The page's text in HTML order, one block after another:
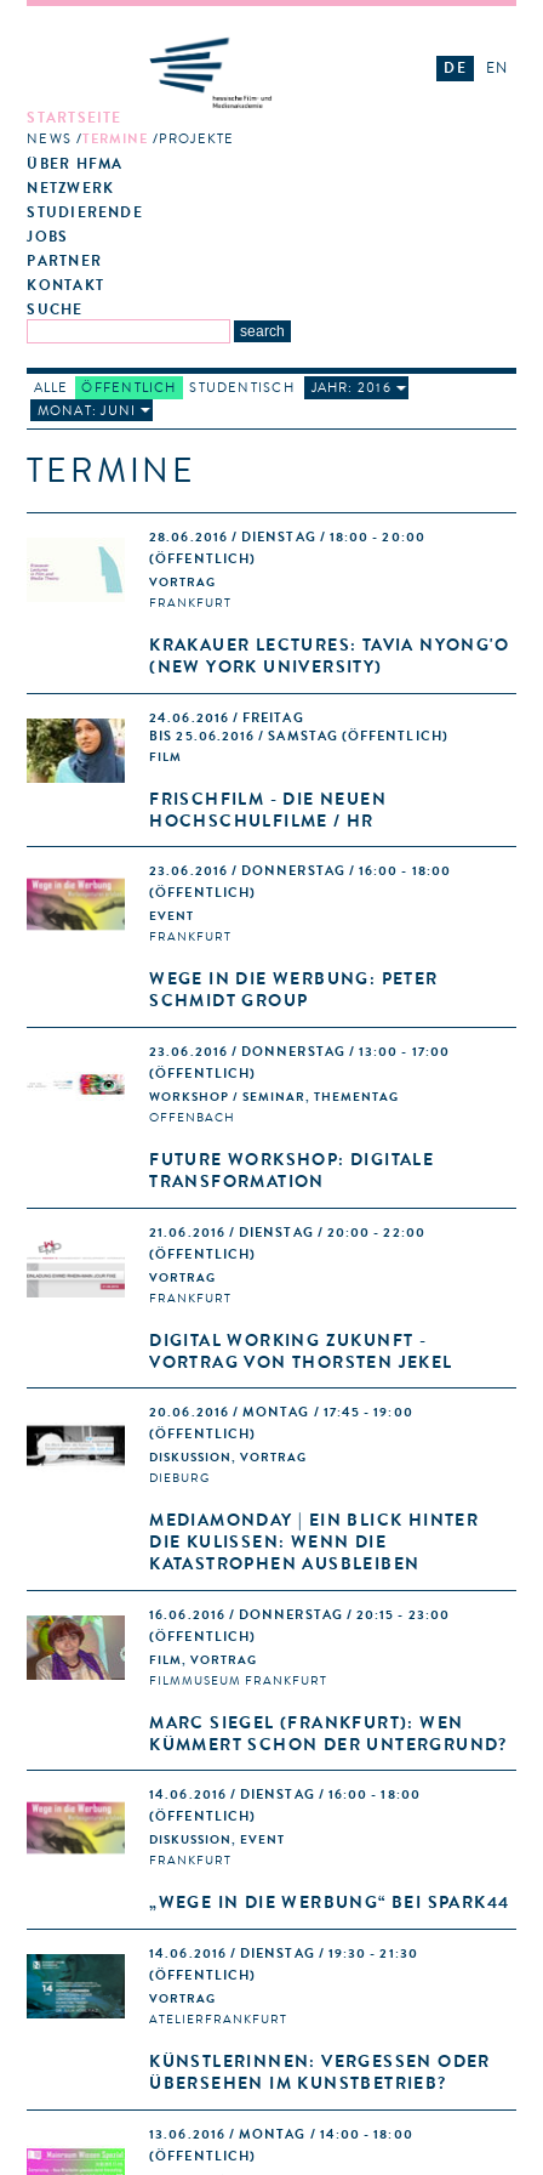
STARTSEITE
NEWS TERMINE PROJEKTE
ÜBER HFMA
NETZWERK
STUDIERENDE
JOBS
PARTNER
KONTAKT
SUCHE
DE EN
ALLE ÖFFENTLICH STUDENTISCH
JAHR: 2016
MONAT: JUNI
TERMINE
28.06.2016 / DIENSTAG / 18:00 - 20:00
(ÖFFENTLICH)
VORTRAG
FRANKFURT
KRAKAUER LECTURES: TAVIA NYONG'O
(NEW YORK UNIVERSITY)
24.06.2016 / FREITAG
BIS 25.06.2016 / SAMSTAG (ÖFFENTLICH)
FILM
FRISCHFILM - DIE NEUEN
HOCHSCHULFILME / HR
23.06.2016 / DONNERSTAG / 16:00 - 18:00
(ÖFFENTLICH)
EVENT
FRANKFURT
WEGE IN DIE WERBUNG: PETER
SCHMIDT GROUP
23.06.2016 / DONNERSTAG / 13:00 - 17:00
(ÖFFENTLICH)
WORKSHOP / SEMINAR, THEMENTAG
OFFENBACH
FUTURE WORKSHOP: DIGITALE
TRANSFORMATION
21.06.2016 / DIENSTAG / 20:00 - 22:00
(ÖFFENTLICH)
VORTRAG
FRANKFURT
DIGITAL WORKING ZUKUNFT -
VORTRAG VON THORSTEN JEKEL
20.06.2016 / MONTAG / 17:45 - 19:00
(ÖFFENTLICH)
DISKUSSION, VORTRAG
DIEBURG
MEDIAMONDAY | EIN BLICK HINTER
DIE KULISSEN: WENN DIE
KATASTROPHEN AUSBLEIBEN
16.06.2016 / DONNERSTAG / 20:15 - 23:00
(ÖFFENTLICH)
FILM, VORTRAG
FILMMUSEUM FRANKFURT
MARC SIEGEL (FRANKFURT): WEN
KÜMMERT SCHON DER UNTERGRUND?
14.06.2016 / DIENSTAG / 16:00 - 18:00
(ÖFFENTLICH)
DISKUSSION, EVENT
FRANKFURT
„WEGE IN DIE WERBUNG“ BEI SPARK44
14.06.2016 / DIENSTAG / 19:30 - 21:30
(ÖFFENTLICH)
VORTRAG
ATELIERFRANKFURT
KÜNSTLERINNEN: VERGESSEN ODER
ÜBERSEHEN IM KUNSTBETRIEB?
13.06.2016 / MONTAG / 14:00 - 18:00
(ÖFFENTLICH)